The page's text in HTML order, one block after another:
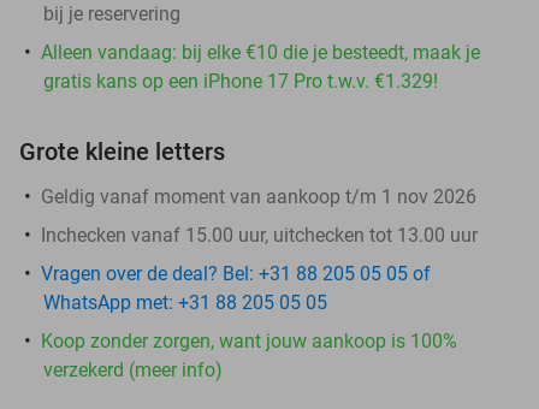
bij je reservering
Alleen vandaag: bij elke €10 die je besteedt, maak je
gratis kans op een iPhone 17 Pro t.w.v. €1.329!
Grote kleine letters
Geldig vanaf moment van aankoop t/m 1 nov 2026
Inchecken vanaf 15.00 uur, uitchecken tot 13.00 uur
Vragen over de deal? Bel: +31 88 205 05 05 of
WhatsApp met: +31 88 205 05 05
Koop zonder zorgen, want jouw aankoop is 100%
verzekerd (meer info)